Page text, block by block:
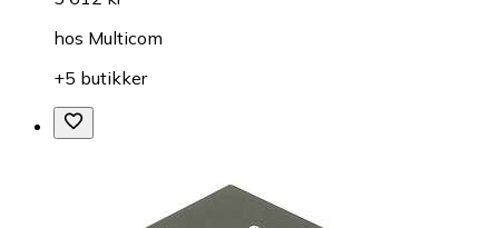
hos Multicom
+5 butikker